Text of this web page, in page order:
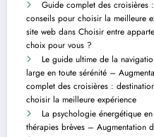
Guide complet des croisières
conseils pour choisir la meilleure
site web dans Choisir entre
choix pour vous ?
Le guide ultime de la
large en toute sérénité –
complet des croisières :
choisir la meilleure expérience
La psychologie énergétique
thérapies brèves – Augmentation